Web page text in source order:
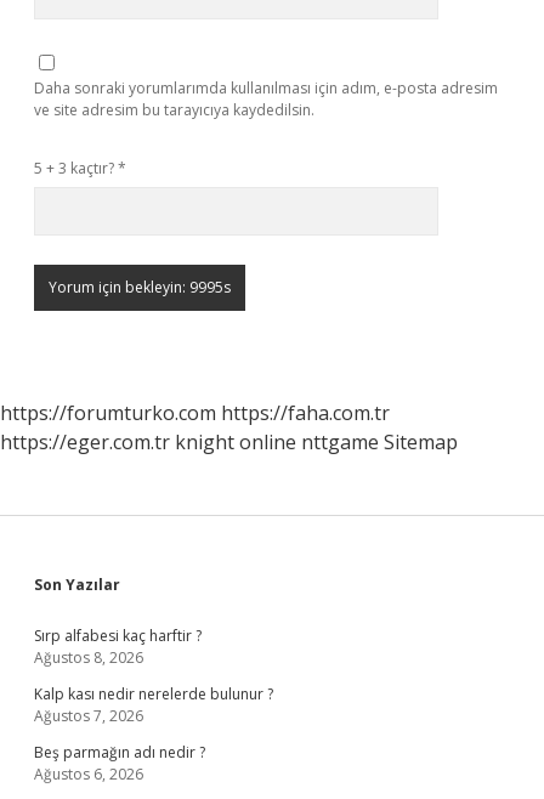
Daha sonraki yorumlarımda kullanılması için adım, e-posta adresim
ve site adresim bu tarayıcıya kaydedilsin.
5 + 3 kaçtır?*
https://forumturko.com https://faha.com.tr
https://eger.com.tr knight online nttgame Sitemap
Sidebar
Son Yazılar
Sırp alfabesi kaç harftir ?
Ağustos 8, 2026
Kalp kası nedir nerelerde bulunur ?
Ağustos 7, 2026
Beş parmağın adı nedir ?
Ağustos 6, 2026